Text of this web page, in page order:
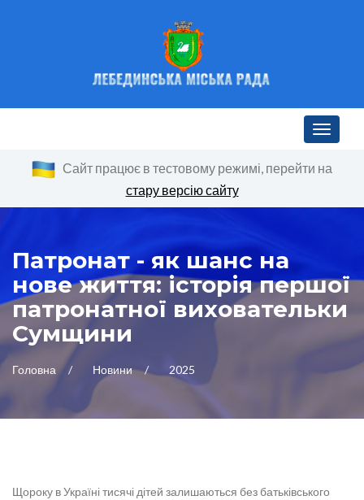
Toggle
Сайт працює в тестовому режимі, перейти на
стару версію сайту
Патронат - як шанс на
нове життя: історія першої
патронатної виховательки
Сумщини
Головна Новини 2025
Щороку в Україні тисячі дітей залишаються без батьківського